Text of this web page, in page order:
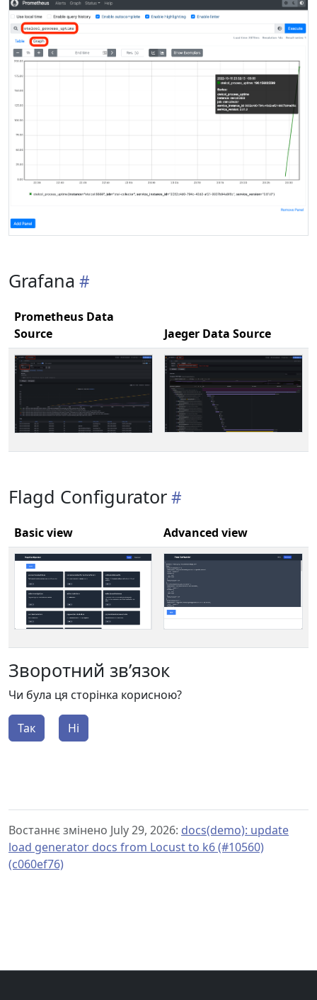
Grafana
Prometheus Data
Source
Jaeger Data Source
Flagd Configurator
Basic view Advanced view
Зворотний зв’язок
Чи була ця сторінка корисною?
Так Ні
Востаннє змінено July 29, 2026: docs(demo): update
load generator docs from Locust to k6 (#10560)
(c060ef76)